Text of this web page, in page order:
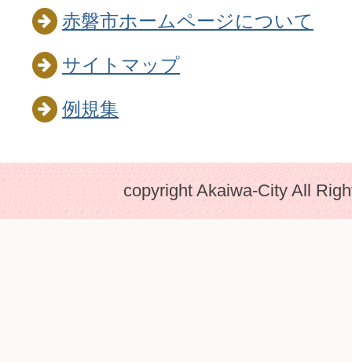
赤磐市ホームページについて
サイトマップ
例規集
copyright Akaiwa-City All